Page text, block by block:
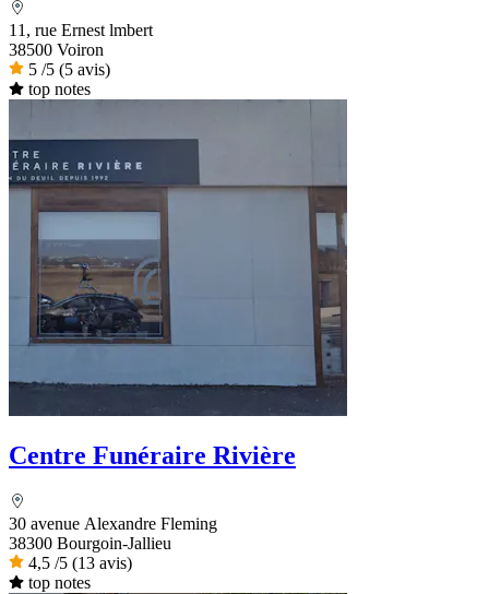
11, rue Ernest lmbert
38500 Voiron
5 /5 (5 avis)
top notes
Centre Funéraire Rivière
30 avenue Alexandre Fleming
38300 Bourgoin-Jallieu
4,5 /5 (13 avis)
top notes